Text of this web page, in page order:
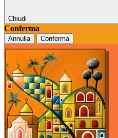
Chiudi
Conferma
Annulla Conferma